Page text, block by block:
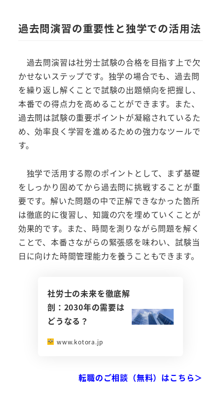
過去問演習の重要性と独学での活用法
過去問演習は社労士試験の合格を目指す上で欠
かせないステップです。独学の場合でも、過去問
を繰り返し解くことで試験の出題傾向を把握し、
本番での得点力を高めることができます。また、
過去問は試験の重要ポイントが凝縮されているた
め、効率良く学習を進めるための強力なツールで
す。
独学で活用する際のポイントとして、まず基礎
をしっかり固めてから過去問に挑戦することが重
要です。解いた問題の中で正解できなかった箇所
は徹底的に復習し、知識の穴を埋めていくことが
効果的です。また、時間を測りながら問題を解く
ことで、本番さながらの緊張感を味わい、試験当
日に向けた時間管理能力を養うこともできます。
社労士の未来を徹底解
剖：2030年の需要は
どうなる？
www.kotora.jp
転職のご相談（無料）はこちら＞